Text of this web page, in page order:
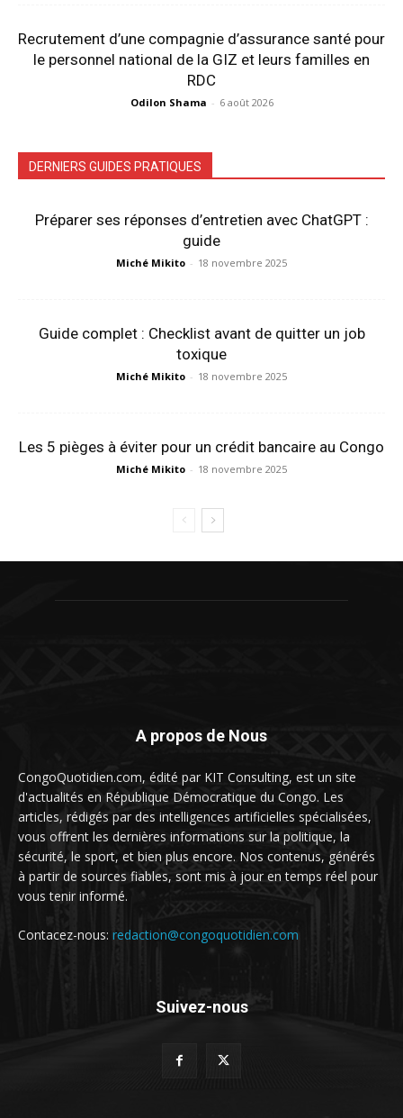
Recrutement d’une compagnie d’assurance santé pour
le personnel national de la GIZ et leurs familles en
RDC
Odilon Shama - 6 août 2026
DERNIERS GUIDES PRATIQUES
Préparer ses réponses d’entretien avec ChatGPT :
guide
Miché Mikito - 18 novembre 2025
Guide complet : Checklist avant de quitter un job
toxique
Miché Mikito - 18 novembre 2025
Les 5 pièges à éviter pour un crédit bancaire au Congo
Miché Mikito - 18 novembre 2025
A propos de Nous
CongoQuotidien.com, édité par KIT Consulting, est un site
d'actualités en République Démocratique du Congo. Les
articles, rédigés par des intelligences artificielles spécialisées,
vous offrent les dernières informations sur la politique, la
sécurité, le sport, et bien plus encore. Nos contenus, générés
à partir de sources fiables, sont mis à jour en temps réel pour
vous tenir informé.
Contacez-nous: redaction@congoquotidien.com
Suivez-nous